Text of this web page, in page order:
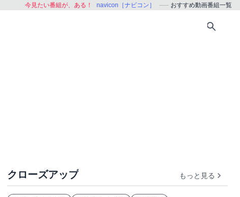
今見たい番組が、ある！ navicon［ナビコン］ おすすめ動画番組一覧
おすすめ
クローズアップ もっと見る